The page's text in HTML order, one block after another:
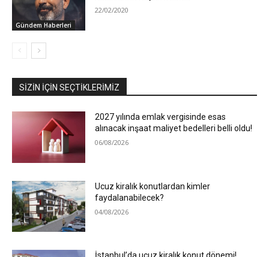
Gündem Haberleri
22/02/2020
SIZIN İÇIN SEÇTIKLERIMIZ
2027 yılında emlak vergisinde esas
alınacak inşaat maliyet bedelleri belli oldu!
06/08/2026
Ucuz kiralık konutlardan kimler
faydalanabilecek?
04/08/2026